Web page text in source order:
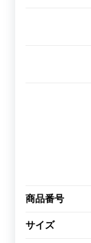
商品番号
サイズ